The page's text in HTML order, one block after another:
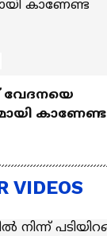
കാണേണ്ട
VIDEOS